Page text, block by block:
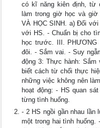
có kĩ năng kiên định, từ
làm trong giờ học và
VÀ HỌC SINH. a) Đối
với HS. - Chuẩn bị cho
học trước. III. PHƯƠNG
đôi. - Sắm vai. - Suy
động 3: Thực hành:
biết cách từ chối thực
những việc không nên
hoạt động: - HS quan
từng tình huống.
- 2 HS ngồi gần nhau
một trong hai tình huống.